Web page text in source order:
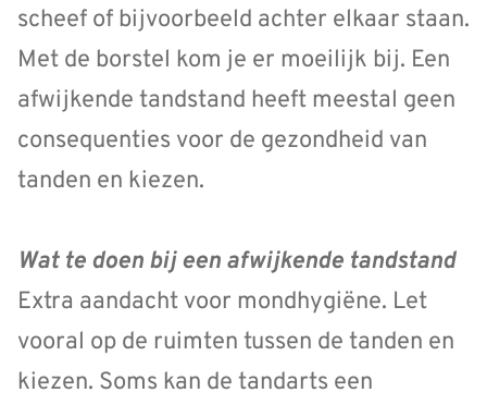
scheef of bijvoorbeeld achter elkaar staan.
Met de borstel kom je er moeilijk bij. Een
afwijkende tandstand heeft meestal geen
consequenties voor de gezondheid van
tanden en kiezen.
Wat te doen bij een afwijkende tandstand
Extra aandacht voor mondhygiëne. Let
vooral op de ruimten tussen de tanden en
kiezen. Soms kan de tandarts een